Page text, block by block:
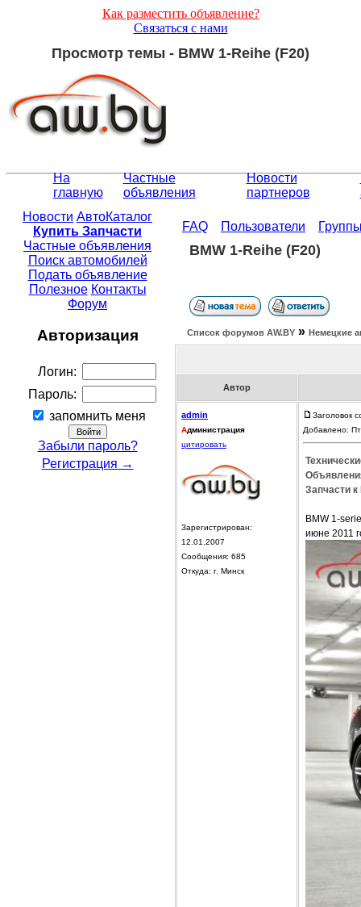
Как разместить объявление?
Связаться с нами
Просмотр темы - BMW 1-Reihe (F20)
На
главную
Частные
объявления
Новости
партнеров
Новости АвтоКаталог
Купить Запчасти
Частные объявления
Поиск автомобилей
Подать объявление
Полезное Контакты
Форум
Авторизация
Логин:
Пароль:
запомнить меня
Забыли пароль?
Регистрация →
FAQ Пользователи
BMW 1-Reihe (F20)
Список форумов АW.BY » Немецкие
Автор
admin
Администрация
цитировать
Зарегистрирован:
12.01.2007
Сообщения: 685
Откуда: г. Минск
Заголовок
Добавлено:
Запчасти к
BMW 1-
июне 2011